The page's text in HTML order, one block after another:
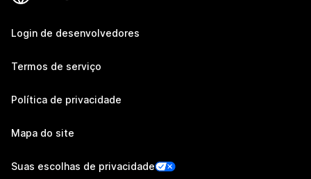
Login de desenvolvedores
Termos de serviço
Política de privacidade
Mapa do site
Suas escolhas de privacidade